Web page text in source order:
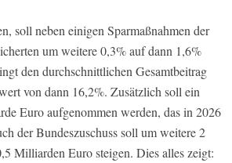
soll neben einigen Sparmaßnahmen der
um weitere 0,3% auf dann 1,6%
den durchschnittlichen Gesamtbeitrag
von dann 16,2%. Zusätzlich soll ein
Euro aufgenommen werden, das in 2026
der Bundeszuschuss soll um weitere 2
Milliarden Euro steigen. Dies alles zeigt: